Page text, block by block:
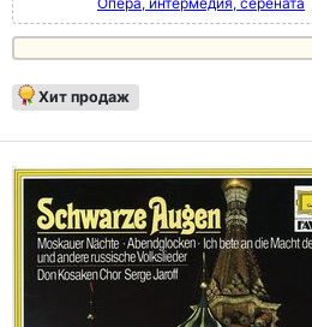
Хит продаж